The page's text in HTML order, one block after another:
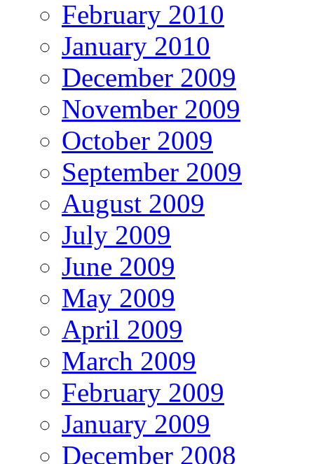
February 2010
January 2010
December 2009
November 2009
October 2009
September 2009
August 2009
July 2009
June 2009
May 2009
April 2009
March 2009
February 2009
January 2009
December 2008